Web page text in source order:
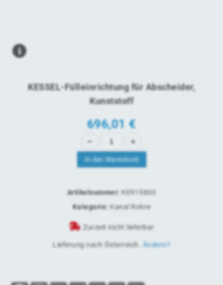
KESSEL-Fülleinrichtung für Abscheider,
Kunststoff
696,01€
In den Warenkorb
Artikelnummer: KE915800
Kategorie: Kanal Rohre
Zurzeit nicht lieferbar
Lieferung nach Österreich Ändern?